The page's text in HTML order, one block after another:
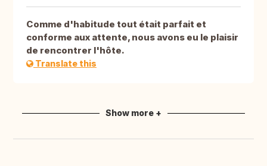
Comme d'habitude tout était parfait et
conforme aux attente, nous avons eu le plaisir
de rencontrer l'hôte.
Translate this
Show more +